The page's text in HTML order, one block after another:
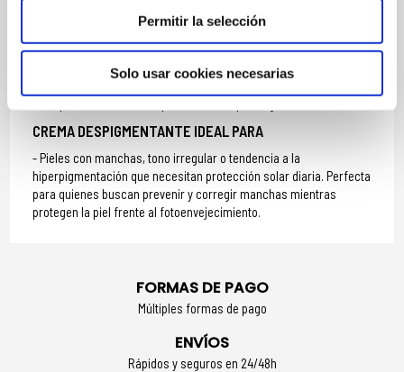
Permitir la selección
Solo usar cookies necesarias
MODO DE UTILIZACIÓN
Extender de manera uniforme sobre rostro, cuello y escote.
CREMA DESPIGMENTANTE IDEAL PARA
Pieles con manchas, tono irregular o tendencia a la
hiperpigmentación que necesitan protección solar diaria. Perfecta
para quienes buscan prevenir y corregir manchas mientras
protegen la piel frente al fotoenvejecimiento.
FORMAS DE PAGO
Múltiples formas de pago
ENVÍOS
Rápidos y seguros en 24/48h